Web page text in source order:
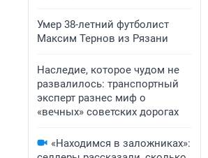
Умер 38-летний футболист
Максим Тернов из Рязани
Наследие, которое чудом не
развалилось: транспортный
эксперт разнес миф о
«вечных» советских дорогах
«Находимся в заложниках»: